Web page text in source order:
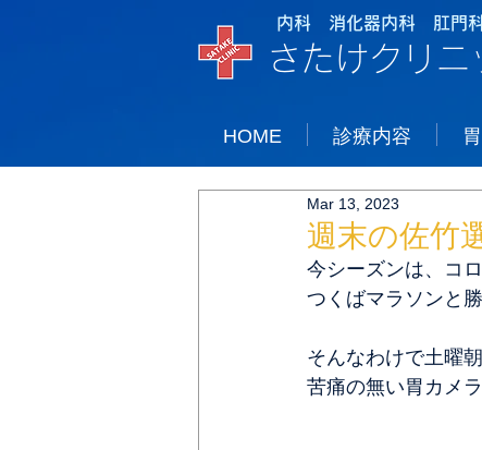
内科 消化器内科 肛門
さたけクリニ
HOME 診療内容
週末の佐竹
Mar 13, 2023
今シーズンは、コ
つくばマラソンと
そんなわけで土曜
苦痛の無い胃カメ